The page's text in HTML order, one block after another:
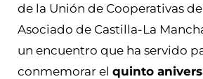
de la Unión de Cooperativas
Asociado de Castilla-La
un encuentro que ha servido
conmemorar el quinto